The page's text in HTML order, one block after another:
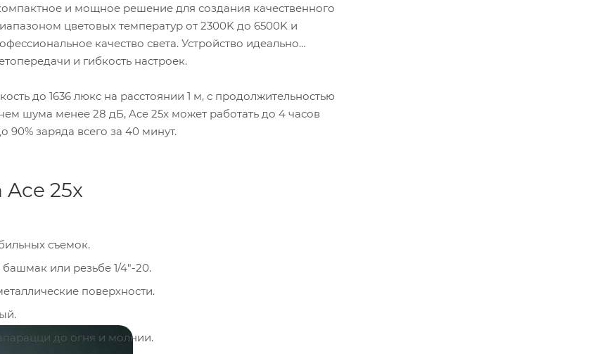
и мощное решение для создания качественного
цветовых температур от 2300K до 6500K и
качество света. Устройство идеально
и гибкость настроек.
до 1636 люкс на расстоянии 1 м, с продолжительностью
шума менее 28 дБ, Ace 25x может работать до 4 часов
90% заряда всего за 40 минут.
25x
съемок.
или резьбе 1/4"-20.
поверхности.
до огня и молнии.